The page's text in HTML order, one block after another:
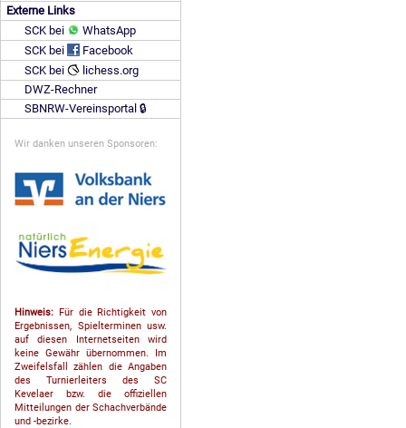
Externe Links
SCK bei
WhatsApp
SCK bei
Facebook
SCK bei
lichess.org
DWZ-Rechner
SBNRW-Vereinsportal 🔒
Wir danken unseren Sponsoren:
Hinweis: Für die Richtigkeit von
Ergebnissen, Spielterminen usw.
auf diesen Internetseiten wird
keine Gewähr übernommen. Im
Zweifelsfall zählen die Angaben
des Turnierleiters des SC
Kevelaer bzw. die offiziellen
Mitteilungen der Schach­ver­bände
und -bezirke.